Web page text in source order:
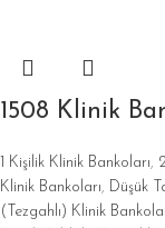
1508 Klinik
1 Kişilik Klinik Bankoları,
Klinik Bankoları, Düşük
(Tezgahlı) Klinik